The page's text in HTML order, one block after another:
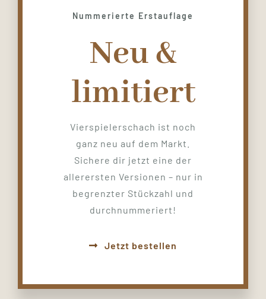
Nummerierte Erstauflage
Neu &
limitiert
Vierspielerschach ist noch
ganz neu auf dem Markt.
Sichere dir jetzt eine der
allerersten Versionen – nur in
begrenzter Stückzahl und
durchnummeriert!
Jetzt bestellen